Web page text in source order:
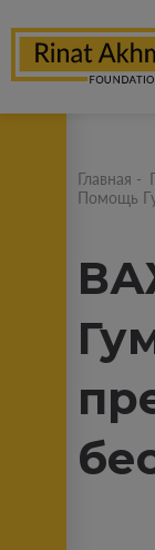
Главная -
Помощь